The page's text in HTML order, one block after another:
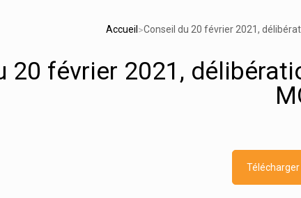
Accueil >Conseil du 20 février 2021,
20 février 2021,